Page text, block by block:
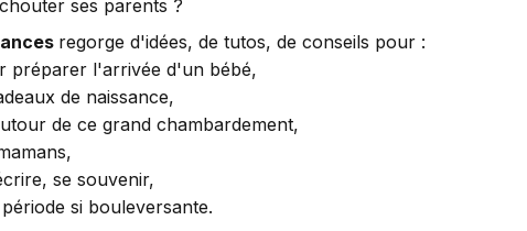
ses parents ?
regorge d'idées, de tutos, de conseils pour :
préparer l'arrivée d'un bébé,
de naissance,
de ce grand chambardement,
se souvenir,
si bouleversante.